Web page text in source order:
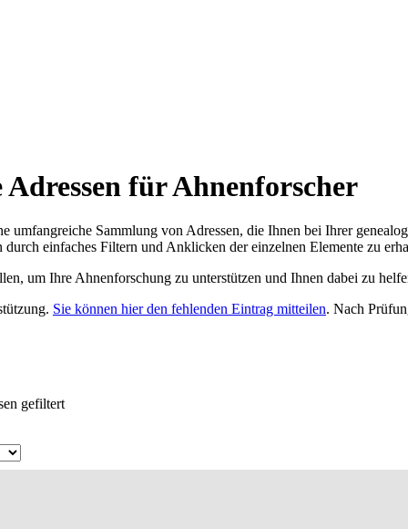
für Ahnenforscher
Sammlung von Adressen, die Ihnen bei Ihrer
einfaches Filtern und Anklicken der einzelnen Elemente zu
um Ihre Ahnenforschung zu unterstützen und Ihnen dabei zu
Sie können hier den fehlenden Eintrag mitteilen. Nach
gefiltert